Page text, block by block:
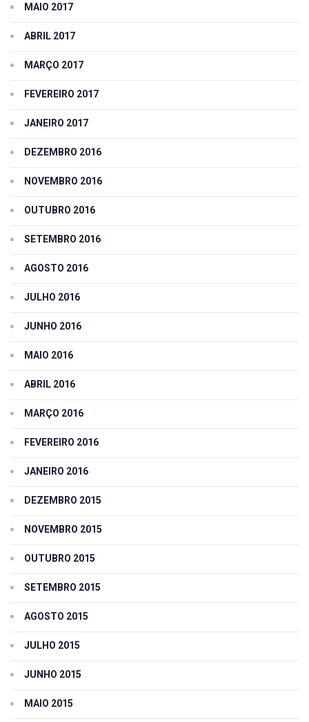
MAIO 2017
ABRIL 2017
MARÇO 2017
FEVEREIRO 2017
JANEIRO 2017
DEZEMBRO 2016
NOVEMBRO 2016
OUTUBRO 2016
SETEMBRO 2016
AGOSTO 2016
JULHO 2016
JUNHO 2016
MAIO 2016
ABRIL 2016
MARÇO 2016
FEVEREIRO 2016
JANEIRO 2016
DEZEMBRO 2015
NOVEMBRO 2015
OUTUBRO 2015
SETEMBRO 2015
AGOSTO 2015
JULHO 2015
JUNHO 2015
MAIO 2015